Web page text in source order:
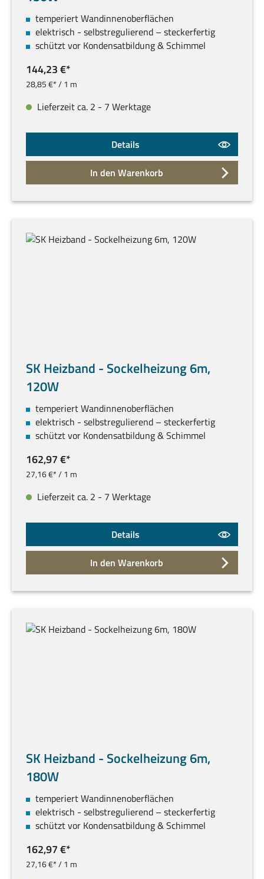
temperiert Wandinnenoberflächen
elektrisch - selbstregulierend – steckerfertig
schützt vor Kondensatbildung & Schimmel
144,23 €*
28,85 €* / 1 m
Lieferzeit ca. 2 - 7 Werktage
Details
In den Warenkorb
SK Heizband - Sockelheizung 6m,
120W
temperiert Wandinnenoberflächen
elektrisch - selbstregulierend – steckerfertig
schützt vor Kondensatbildung & Schimmel
162,97 €*
27,16 €* / 1 m
Lieferzeit ca. 2 - 7 Werktage
Details
In den Warenkorb
SK Heizband - Sockelheizung 6m,
180W
temperiert Wandinnenoberflächen
elektrisch - selbstregulierend – steckerfertig
schützt vor Kondensatbildung & Schimmel
162,97 €*
27,16 €* / 1 m